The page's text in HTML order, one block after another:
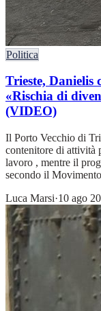
Politica
Trieste, Danielis
«Rischia di
(VIDEO)
Il Porto Vecchio di
contenitore di attività
lavoro , mentre il
secondo il
Luca Marsi·10 ago